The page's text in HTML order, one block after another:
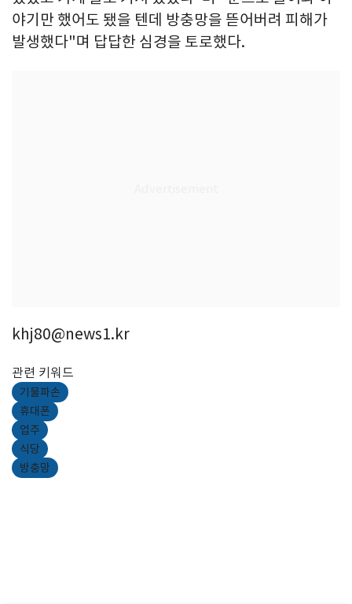
야기만 했어도 됐을 텐데 방충망을 뜯어버려 피해가
발생했다"며 답답한 심경을 토로했다.
khj80@news1.kr
관련 키워드
기물파손
휴대폰
업주
식당
방충망